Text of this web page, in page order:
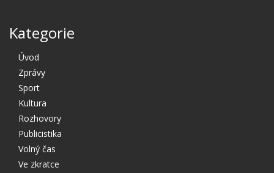
Kategorie
Úvod
Zprávy
Sport
Kultura
Rozhovory
Publicistika
Volný čas
Ve zkratce